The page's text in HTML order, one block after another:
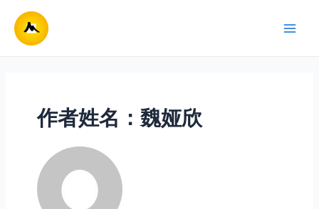
作者姓名：魏娅欣